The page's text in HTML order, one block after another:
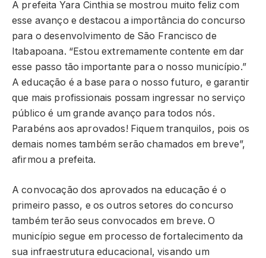
A prefeita Yara Cinthia se mostrou muito feliz com
esse avanço e destacou a importância do concurso
para o desenvolvimento de São Francisco de
Itabapoana. “Estou extremamente contente em dar
esse passo tão importante para o nosso município.”
A educação é a base para o nosso futuro, e garantir
que mais profissionais possam ingressar no serviço
público é um grande avanço para todos nós.
Parabéns aos aprovados! Fiquem tranquilos, pois os
demais nomes também serão chamados em breve”,
afirmou a prefeita.
A convocação dos aprovados na educação é o
primeiro passo, e os outros setores do concurso
também terão seus convocados em breve. O
município segue em processo de fortalecimento da
sua infraestrutura educacional, visando um